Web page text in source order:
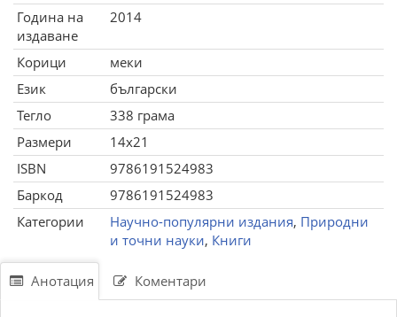
Година на
издаване
2014
Корици
меки
Език
български
Тегло
338 грама
Размери
14x21
ISBN
9786191524983
Баркод
9786191524983
Категории
Научно-популярни издания, Природни
и точни науки, Книги
Анотация Коментари